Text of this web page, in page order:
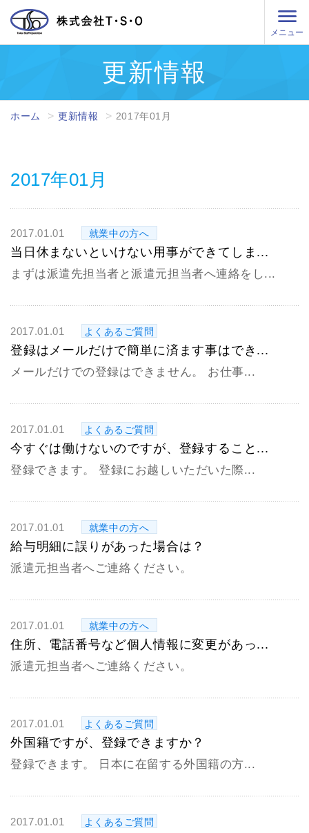
メニュー
更新情報
ホーム 更新情報 2017年01月
2017年01月
2017.01.01 就業中の方へ
当日休まないといけない用事ができてしま...
まずは派遣先担当者と派遣元担当者へ連絡をし...
2017.01.01 よくあるご質問
登録はメールだけで簡単に済ます事はでき...
メールだけでの登録はできません。 お仕事...
2017.01.01 よくあるご質問
今すぐは働けないのですが、登録すること...
登録できます。 登録にお越しいただいた際...
2017.01.01 就業中の方へ
給与明細に誤りがあった場合は？
派遣元担当者へご連絡ください。
2017.01.01 就業中の方へ
住所、電話番号など個人情報に変更があっ...
派遣元担当者へご連絡ください。
2017.01.01 よくあるご質問
外国籍ですが、登録できますか？
登録できます。 日本に在留する外国籍の方...
2017.01.01 よくあるご質問